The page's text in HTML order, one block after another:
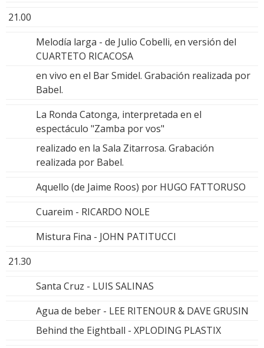
21.00
Melodía larga - de Julio Cobelli, en versión del
CUARTETO RICACOSA
en vivo en el Bar Smidel. Grabación realizada por
Babel.
La Ronda Catonga, interpretada en el
espectáculo "Zamba por vos"
realizado en la Sala Zitarrosa. Grabación
realizada por Babel.
Aquello (de Jaime Roos) por HUGO FATTORUSO
Cuareim - RICARDO NOLE
Mistura Fina - JOHN PATITUCCI
21.30
Santa Cruz - LUIS SALINAS
Agua de beber - LEE RITENOUR & DAVE GRUSIN
Behind the Eightball - XPLODING PLASTIX